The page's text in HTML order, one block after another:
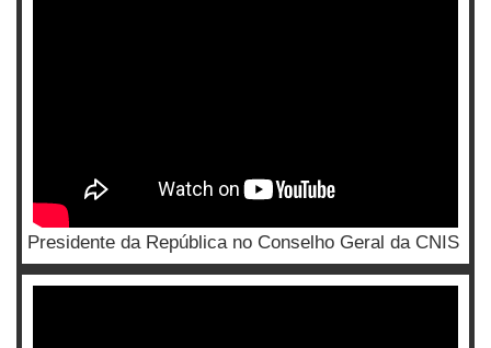
Presidente da República no Conselho Geral da CNIS